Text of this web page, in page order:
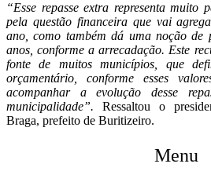
“Esse repasse extra representa muito
pela questão financeira que vai
ano, como também dá uma noção de
anos, conforme a arrecadação. Este
fonte de muitos municípios, que
orçamentário, conforme esses
acompanhar a evolução desse
municipalidade”. Ressaltou o
Braga, prefeito de Buritizeiro.
Menu